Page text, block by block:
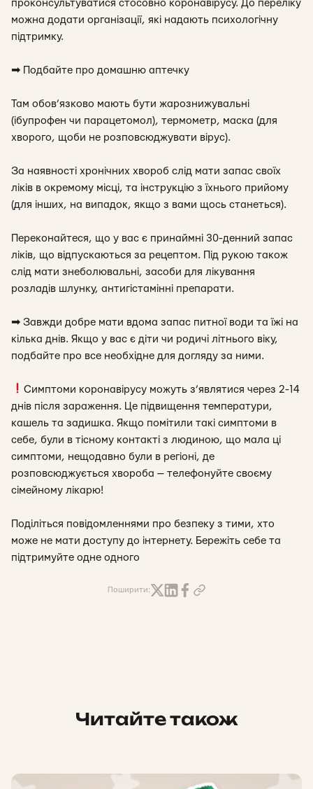
проконсультуватися стосовно коронавірусу. До переліку
можна додати організації, які надають психологічну
підтримку.
➡ Подбайте про домашню аптечку
Там обов’язково мають бути жарознижувальні
(ібупрофен чи парацетомол), термометр, маска (для
хворого, щоби не розповсюджувати вірус).
За наявності хронічних хвороб слід мати запас своїх
ліків в окремому місці, та інструкцію з їхнього прийому
(для інших, на випадок, якщо з вами щось станеться).
Переконайтеся, що у вас є принаймні 30-денний запас
ліків, що відпускаються за рецептом. Під рукою також
слід мати знеболювальні, засоби для лікування
розладів шлунку, антигістамінні препарати.
➡ Завжди добре мати вдома запас питної води та їжі на
кілька днів. Якщо у вас є діти чи родичі літнього віку,
подбайте про все необхідне для догляду за ними.
Симптоми коронавірусу можуть з’являтися через 2-14
днів після зараження. Це підвищення температури,
кашель та задишка. Якщо помітили такі симптоми в
себе, були в тісному контакті з людиною, що мала ці
симптоми, нещодавно були в регіоні, де
розповсюджується хвороба — телефонуйте своєму
сімейному лікарю!
Поділіться повідомленнями про безпеку з тими, хто
може не мати доступу до інтернету. Бережіть себе та
підтримуйте одне одного
Поширити:
Читайте також